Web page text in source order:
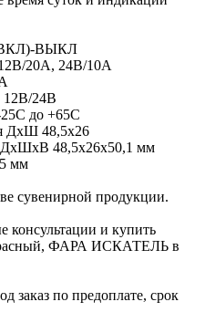
ВЫКЛ
20А, 24В/10А
12В/24В
25С до +65С
ДхШ 48,5х26
ДхШхВ 48,5х26х50,1 мм
мм
сувенирной продукции.
консультации и купить
ФАРА ИСКАТЕЛЬ в
заказ по предоплате, срок